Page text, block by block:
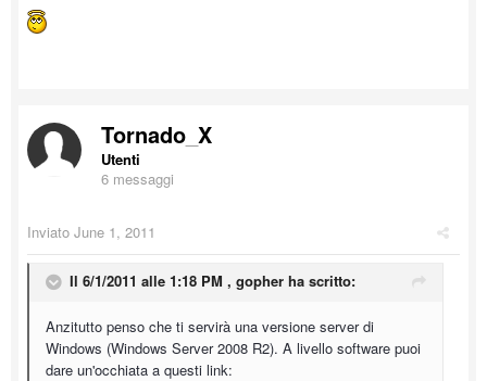
Tornado_X
Utenti
6 messaggi
Inviato June 1, 2011
Il 6/1/2011 alle 1:18 PM , gopher ha scritto:
Anzitutto penso che ti servirà una versione server di
Windows (Windows Server 2008 R2). A livello software puoi
dare un'occhiata a questi link: